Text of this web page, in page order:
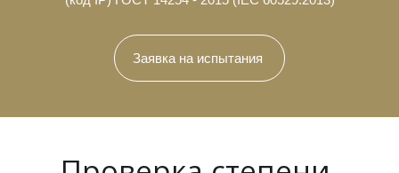
Заявка на испытания